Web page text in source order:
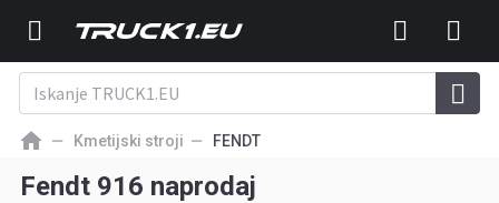
Kmetijski stroji FENDT
Fendt 916 naprodaj